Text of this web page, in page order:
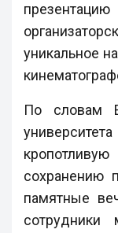
уникальное
По словам
сохранению
памятные
сотрудники